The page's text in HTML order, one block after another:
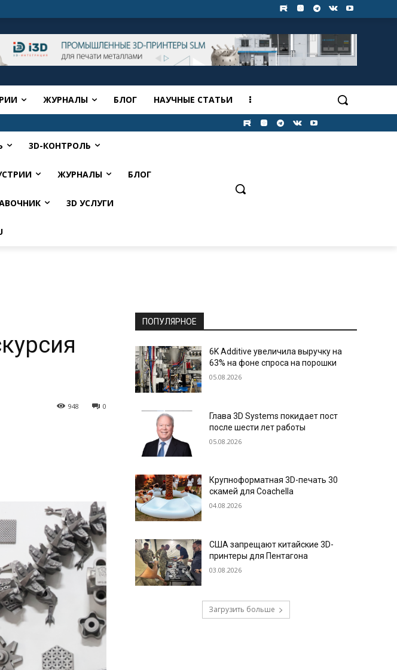
ЖУРНАЛЫ БЛОГ НАУЧНЫЕ СТАТЬИ
3D-КОНТРОЛЬ
ЖУРНАЛЫ БЛОГ
3D УСЛУГИ
0
948
ПОПУЛЯРНОЕ
6K Additive увеличила выручку на
63% на фоне спроса на порошки
05.08.2026
Глава 3D Systems покидает пост
после шести лет работы
05.08.2026
Крупноформатная 3D-печать 30
скамей для Coachella
04.08.2026
США запрещают китайские 3D-
принтеры для Пентагона
03.08.2026
Загрузить больше